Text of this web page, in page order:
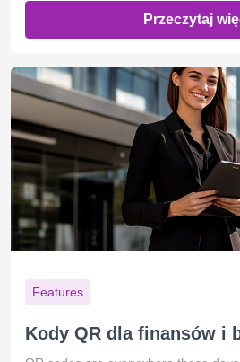
Przeczytaj
Features
Kody QR dla finansów i